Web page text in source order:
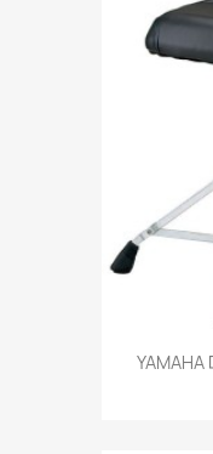
YAMAHA